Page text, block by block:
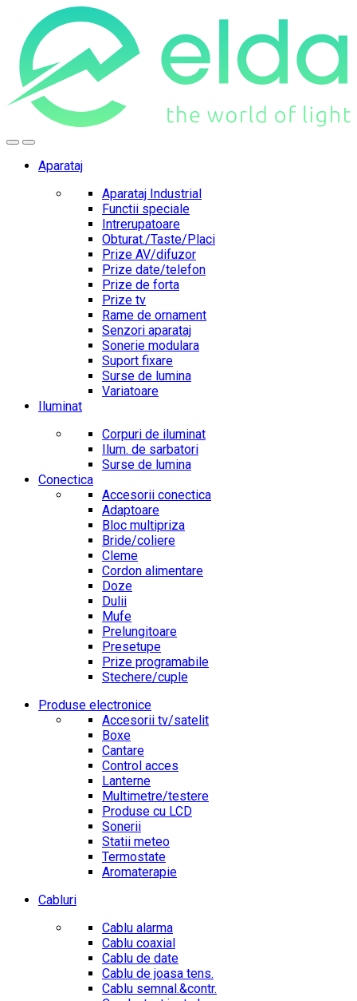
navigation
content
Aparataj
Aparataj Industrial
Functii speciale
Intrerupatoare
Obturat./Taste/Placi
Prize AV/difuzor
Prize date/telefon
Prize de forta
Prize tv
Rame de ornament
Senzori aparataj
Sonerie modulara
Suport fixare
Surse de lumina
Variatoare
Iluminat
Corpuri de iluminat
Ilum. de sarbatori
Surse de lumina
Conectica
Accesorii conectica
Adaptoare
Bloc multipriza
Bride/coliere
Cleme
Cordon alimentare
Doze
Dulii
Mufe
Prelungitoare
Presetupe
Prize programabile
Stechere/cuple
Produse electronice
Accesorii tv/satelit
Boxe
Cantare
Control acces
Lanterne
Multimetre/testere
Produse cu LCD
Sonerii
Statii meteo
Termostate
Aromaterapie
Cabluri
Cablu alarma
Cablu coaxial
Cablu de date
Cablu de joasa tens.
Cablu semnal.&contr.